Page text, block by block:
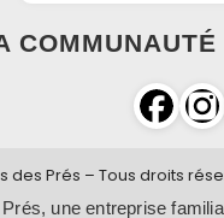
des Prés – Tous droits
une entreprise